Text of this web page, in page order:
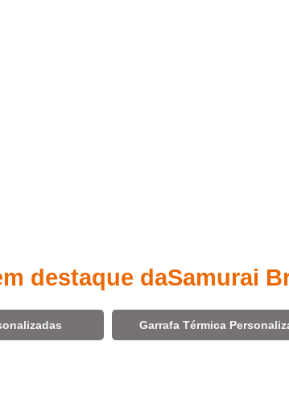
destaque daSamurai
Garrafa Térmica